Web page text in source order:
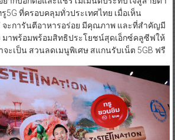
5G ที่ครอบคลุมทั่วประเทศไทย เมื่อเห็น
ะการันตีอาหารอร่อย มีคุณภาพ และที่สำคัญมี
มาพร้อมพร้อมสิทธิประโยชน์สุดเอ็กซ์คลูซีฟให้
ะเป็น สวนลดเมนูพิเศษ สแกนรับเน็ต 5GB ฟรี